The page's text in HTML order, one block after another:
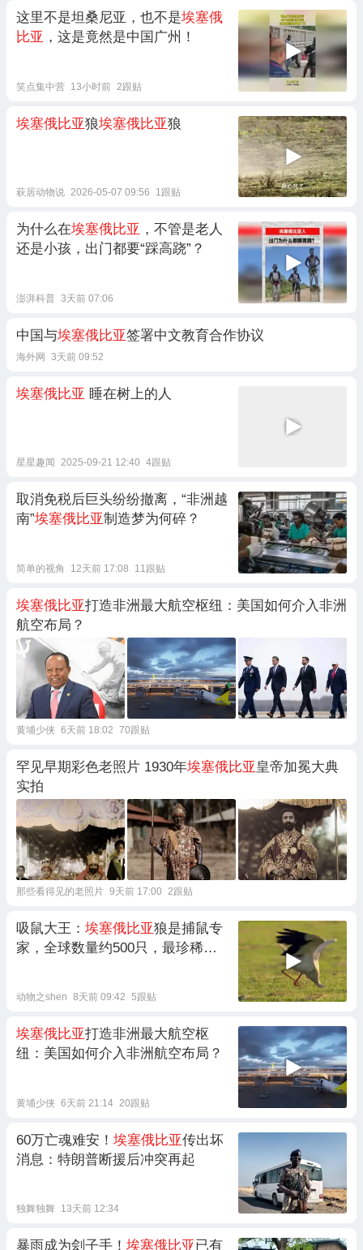
这里不是坦桑尼亚，也不是埃塞俄
比亚 ，这是竟然是中国广州！
笑点集中营 13小时前 2跟贴
埃塞俄比亚狼埃塞俄比亚狼
萩居动物说 2026-05-07 09:56 1跟贴
为什么在埃塞俄比亚 ，不管是老人
还是小孩，出门都要“踩高跷”？
澎湃科普 3天前 07:06
中国与埃塞俄比亚签署中文教育合作协议
海外网 3天前 09:52
埃塞俄比亚 睡在树上的人
星星趣闻 2025-09-21 12:40 4跟贴
取消免税后巨头纷纷撤离，“非洲越
南”埃塞俄比亚制造梦为何碎？
简单的视角 12天前 17:08 11跟贴
埃塞俄比亚打造非洲最大航空枢纽：美国如何介入非洲
航空布局？
黄埔少侠 6天前 18:02 70跟贴
罕见早期彩色老照片 1930年埃塞俄比亚皇帝加冕大典
实拍
那些看得见的老照片 9天前 17:00 2跟贴
吸鼠大王： 埃塞俄比亚狼是捕鼠专
家，全球数量约500只，最珍稀的
动物之shen 8天前 09:42 5跟贴
埃塞俄比亚打造非洲最大航空枢
纽：美国如何介入非洲航空布局？
黄埔少侠 6天前 21:14 20跟贴
60万亡魂难安！ 埃塞俄比亚传出坏
消息：特朗普断援后冲突再起
独舞独舞 13天前 12:34
暴雨成为刽子手！ 埃塞俄比亚 已有